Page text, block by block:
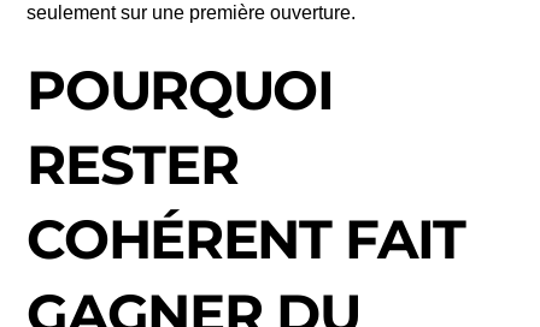
seulement sur une première ouverture.
POURQUOI
RESTER
COHÉRENT FAIT